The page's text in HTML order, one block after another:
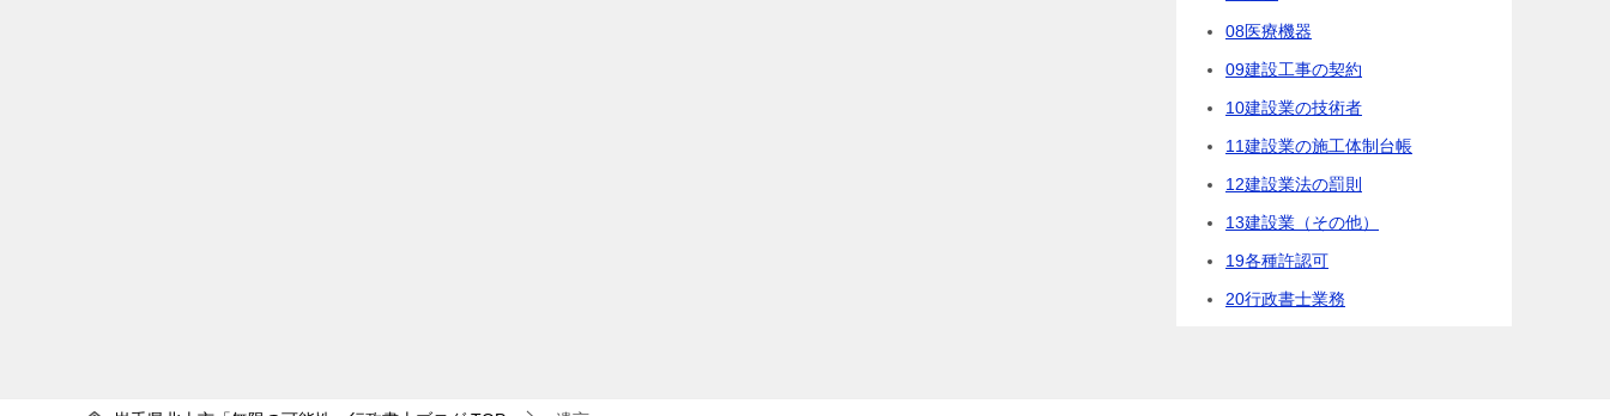
08医療機器
09建設工事の契約
10建設業の技術者
11建設業の施工体制台帳
12建設業法の罰則
13建設業（その他）
19各種許認可
20行政書士業務